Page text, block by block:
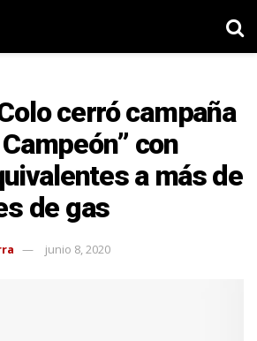
cerró campaña
con
a más de
de gas
junio 8, 2020